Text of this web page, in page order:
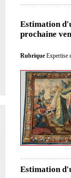
Estimation
prochaine
Rubrique Expertise
Estimation